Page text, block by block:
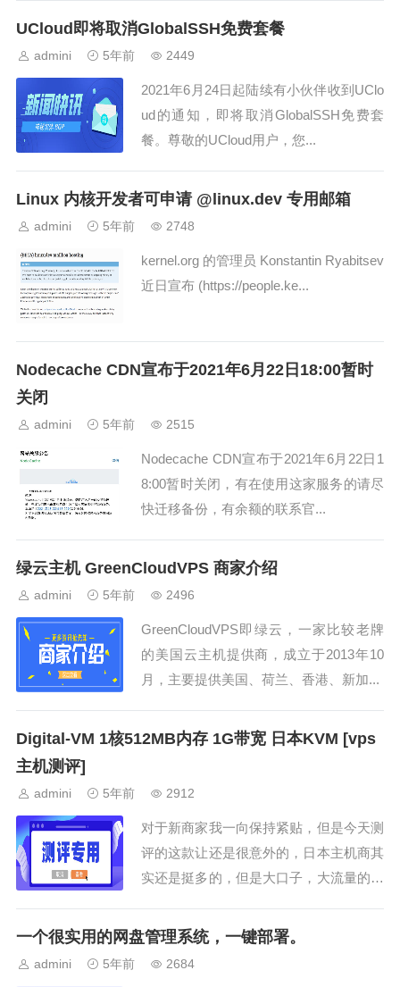
UCloud即将取消GlobalSSH免费套餐
admini 5年前 2449
2021年6月24日起陆续有小伙伴收到UClo
ud的通知，即将取消GlobalSSH免费套
餐。尊敬的UCloud用户，您...
Linux 内核开发者可申请 @linux.dev 专用邮箱
admini 5年前 2748
kernel.org 的管理员 Konstantin Ryabitsev
近日宣布 (https://people.ke...
Nodecache CDN宣布于2021年6月22日18:00暂时
关闭
admini 5年前 2515
Nodecache CDN宣布于2021年6月22日1
8:00暂时关闭，有在使用这家服务的请尽
快迁移备份，有余额的联系官...
​绿云主机 GreenCloudVPS 商家介绍
admini 5年前 2496
GreenCloudVPS即绿云，一家比较老牌
的美国云主机提供商，成立于2013年10
月，主要提供美国、荷兰、香港、新加...
Digital-VM 1核512MB内存 1G带宽 日本KVM [vps
主机测评]
admini 5年前 2912
对于新商家我一向保持紧贴，但是今天测
评的这款让还是很意外的，日本主机商其
实还是挺多的，但是大口子，大流量的商
一个很实用的网盘管理系统，一键部署。
admini 5年前 2684